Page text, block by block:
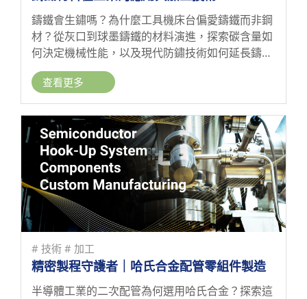
鑄鐵會生鏽嗎？為什麼工具機床台偏愛鑄鐵而非鋼
材？從灰口到球墨鑄鐵的材料演進，探索碳含量如
何決定機械性能，以及現代防鏽技術如何延長鑄鐵
製品壽命。
查看更多
# 技術 # 加工
精密製程守護者｜哈氏合金配管零組件製造
半導體工業的二次配管為何選用哈氏合金？探索這